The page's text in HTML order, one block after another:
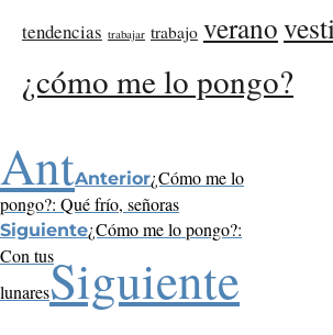
tendencias trabajar trabajo verano
¿cómo me lo pongo?
AntAnterior¿Cómo me lo
pongo?: Qué frío, señoras
Siguiente¿Cómo me lo pongo?:
Con tus
lunaresSiguiente